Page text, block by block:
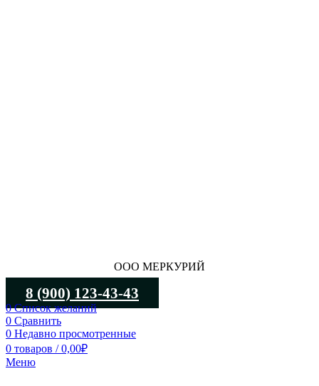
ООО МЕРКУРИЙ
8 (900) 123-43-43
0Список желаний
0 Сравнить
0 Недавно просмотренные
0 товаров / 0,00₽
Меню